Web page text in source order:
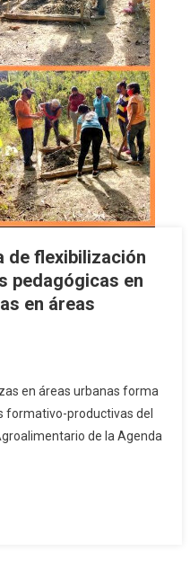
de flexibilización
pedagógicas en
en áreas
en áreas urbanas forma
formativo-productivas del
de la Agenda